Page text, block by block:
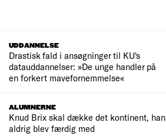
UDDANNELSE
Drastisk fald i ansøgninger til KU's
datauddannelser: »De unge handler på
en forkert mavefornemmelse«
ALUMNERNE
Knud Brix skal dække det kontinent, han
aldrig blev færdig med